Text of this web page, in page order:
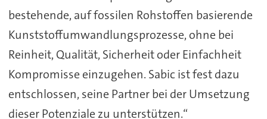
bestehende, auf fossilen Rohstoffen basierende
Kunststoffumwandlungsprozesse, ohne bei
Reinheit, Qualität, Sicherheit oder Einfachheit
Kompromisse einzugehen. Sabic ist fest dazu
entschlossen, seine Partner bei der Umsetzung
dieser Potenziale zu unterstützen.“